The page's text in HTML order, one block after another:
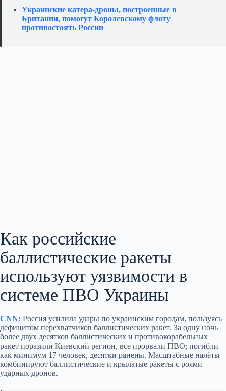
Украинские катера‑дроны, построенные в
Британии, помогут Королевскому флоту
противостоять России
Как российские
баллистические ракеты
используют уязвимости в
системе ПВО Украины
CNN: Россия усилила удары по украинским городам, пользуясь
дефицитом перехватчиков баллистических ракет. За одну ночь
более двух десятков баллистических и противокорабельных
ракет поразили Киевский регион, все прорвали ПВО; погибли
как минимум 17 человек, десятки ранены. Масштабные налёты
комбинируют баллистические и крылатые ракеты с роями
ударных дронов.